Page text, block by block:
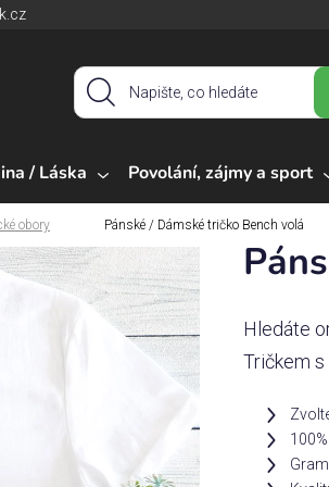
/ Láska Povolání, zájmy a sport
obory Pánské / Dámské tričko Bench volá
Hledáte
Tričkem s